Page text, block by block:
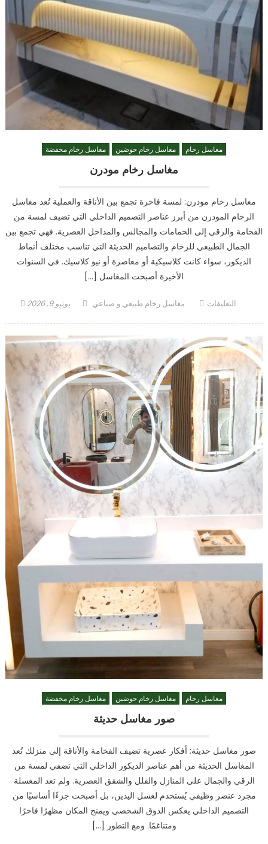
مغاسل رخام مغاسل رخام حوضين مغاسل رخام مخفضة
مغاسل رخام مودرن
مغاسل رخام مودرن: لمسة فاخرة تجمع بين الأناقة والعملية تُعد مغاسل
الرخام المودرن من أبرز عناصر التصميم الداخلي التي تضيف لمسة من
الفخامة والرقي إلى الحمامات والمجالس والمداخل العصرية. فهي تجمع بين
الجمال الطبيعي للرخام والتصاميم الحديثة التي تناسب مختلف أنماط
الديكور، سواء كانت كلاسيكية أو معاصرة أو نيو كلاسيك. في السنوات
الأخيرة أصبحت المغاسل […]
Postedيونيو 9, 2026 Author
مغاسل رخام طبيعي و صناعي التعليقاتعلى
مودرن
مغلقة
مغاسل رخام مغاسل رخام حوضين مغاسل رخام مخفضة
صور مغاسل حديثة
صور مغاسل حديثة: أفكار عصرية تضيف الفخامة والأناقة إلى منزلك تُعد
المغاسل الحديثة من أهم عناصر الديكور الداخلي التي تضفي لمسة من
الرقي والجمال على المنازل والفلل والشقق العصرية. ولم تعد المغسلة
مجرد عنصر وظيفي يُستخدم لغسل اليدين، بل أصبحت جزءًا أساسيًا من
التصميم الداخلي يعكس الذوق الشخصي ويمنح المكان مظهرًا فاخرًا
ومتناغمًا. ومع التطور […]